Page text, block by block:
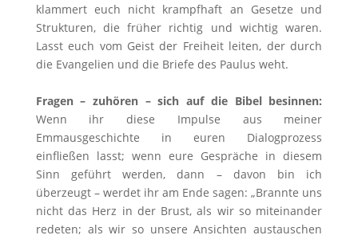
klammert euch nicht krampfhaft an Gesetze und
Strukturen, die früher richtig und wichtig waren.
Lasst euch vom Geist der Freiheit leiten, der durch
die Evangelien und die Briefe des Paulus weht.
Fragen – zuhören – sich auf die Bibel besinnen:
Wenn ihr diese Impulse aus meiner
Emmausgeschichte in euren Dialogprozess
einfließen lasst; wenn eure Gespräche in diesem
Sinn geführt werden, dann – davon bin ich
überzeugt – werdet ihr am Ende sagen: „Brannte uns
nicht das Herz in der Brust, als wir so miteinander
redeten; als wir so unsere Ansichten austauschen